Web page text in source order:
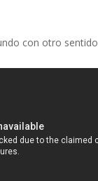
con otro sentido